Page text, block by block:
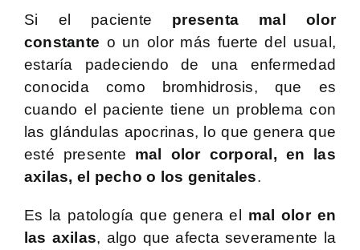
Si el paciente presenta mal olor
constante o un olor más fuerte del usual,
estaría padeciendo de una enfermedad
conocida como bromhidrosis, que es
cuando el paciente tiene un problema con
las glándulas apocrinas, lo que genera que
esté presente mal olor corporal, en las
axilas, el pecho o los genitales.
Es la patología que genera el mal olor en
las axilas, algo que afecta severamente la